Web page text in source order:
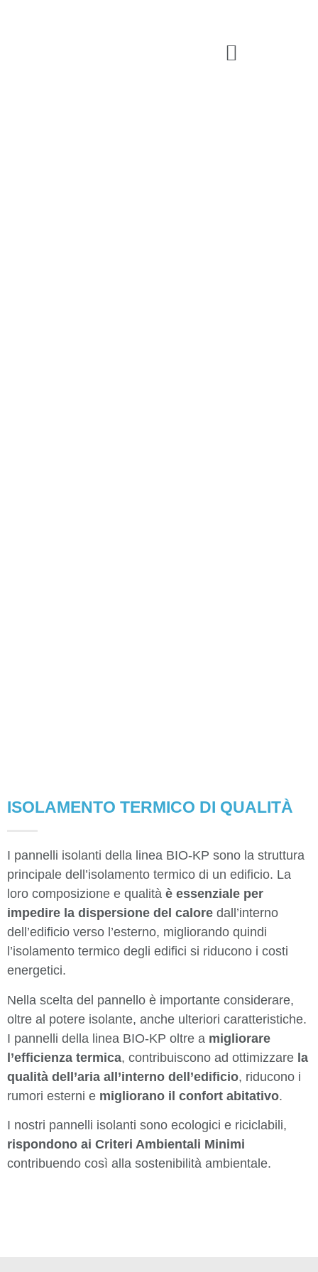
ISOLAMENTO TERMICO DI QUALITÀ
I pannelli isolanti della linea BIO-KP sono la struttura
principale dell’isolamento termico di un edificio. La
loro composizione e qualità è essenziale per
impedire la dispersione del calore dall’interno
dell’edificio verso l’esterno, migliorando quindi
l’isolamento termico degli edifici si riducono i costi
energetici.
Nella scelta del pannello è importante considerare,
oltre al potere isolante, anche ulteriori caratteristiche.
I pannelli della linea BIO-KP oltre a migliorare
l’efficienza termica, contribuiscono ad ottimizzare la
qualità dell’aria all’interno dell’edificio, riducono i
rumori esterni e migliorano il confort abitativo.
I nostri pannelli isolanti sono ecologici e riciclabili,
rispondono ai Criteri Ambientali Minimi
contribuendo così alla sostenibilità ambientale.